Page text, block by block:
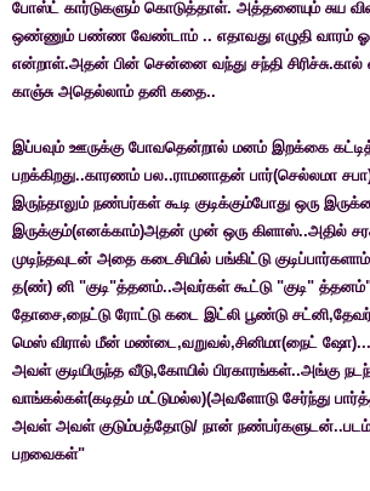
போஸ்ட் கார்டுகளும் கொடுத்தாள். அத்தனையும் சுய
ஒண்ணும் பண்ண வேண்டாம் .. எதாவது எழுதி வாரம்
என்றாள்.அதன் பின் சென்னை வந்து சந்தி சிரிச்சு.கால்
காஞ்சு அதெல்லாம் தனி கதை..
இப்பவும் ஊருக்கு போவதென்றால் மனம் இறக்கை
பறக்கிறது..காரணம் பல..ராமனாதன் பார்(செல்லமா
இருந்தாலும் நண்பர்கள் கூடி குடிக்கும்போது ஒரு
இருக்கும்(எனக்காம்)அதன் முன் ஒரு கிளாஸ்..அதில்
முடிந்தவுடன் அதை கடைசியில் பங்கிட்டு
த(ண்) னி "குடி"த்தனம்..அவர்கள் கூட்டு "குடி"
தோசை,நைட்டு ரோட்டு கடை இட்லி பூண்டு சட்னி,தேவர்
மெஸ் விரால் மீன் மண்டை,வறுவல்,சினிமா(நைட்
அவள் குடியிருந்த வீடு,கோயில் பிரகாரங்கள்..அங்கு
வாங்கல்கள்(கடிதம் மட்டுமல்ல)(அவளோடு சேர்ந்து
அவள் அவள் குடும்பத்தோடு/ நான் நண்பர்களுடன்..படம்
பறவைகள்"